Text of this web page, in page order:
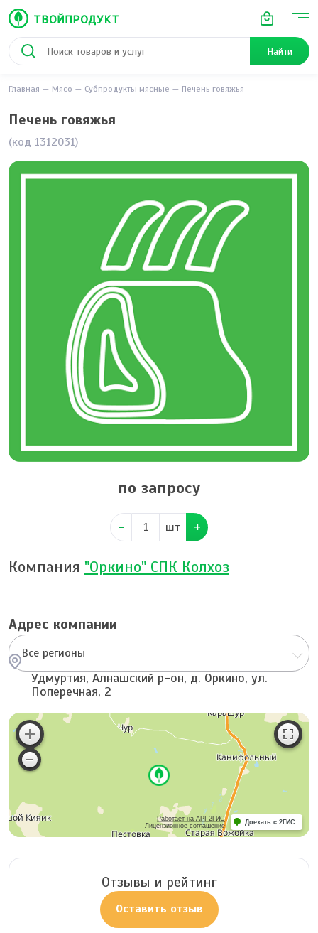
Найти
Главная Мясо Субпродукты мясные Печень говяжья
Печень говяжья
(код 1312031)
по запросу
шт
Компания "Оркино" СПК Колхоз
Адрес компании
Все регионы
Удмуртия, Алнашский р-он, д. Оркино, ул.
Поперечная, 2
Работает на API 2ГИС
Лицензионное соглашение
Доехать с 2ГИС
Отзывы и рейтинг
Оставить отзыв